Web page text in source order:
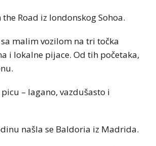
Road iz londonskog Sohoa.
sa malim vozilom na tri točka
i lokalne pijace. Od tih početaka,
– lagano, vazdušasto i
našla se Baldoria iz Madrida.